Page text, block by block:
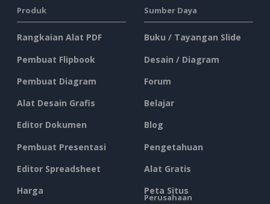
Produk
Rangkaian Alat PDF
Pembuat Flipbook
Pembuat Diagram
Alat Desain Grafis
Editor Dokumen
Pembuat Presentasi
Editor Spreadsheet
Harga
Sumber Daya
Buku / Tayangan Slide
Desain / Diagram
Forum
Belajar
Blog
Pengetahuan
Alat Gratis
Peta Situs
Perusahaan